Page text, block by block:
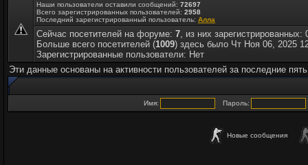
Наши пользователи оставили сообщений: 72697
Всего зарегистрированных пользователей: 2958
Последний зарегистрированный пользователь: Алла
Сейчас посетителей на форуме: 7, из них
Больше всего посетителей (1009) здесь было Чт Ноя 06, 2025
Зарегистрированные пользователи: Нет
Эти данные основаны на активности пользователей за последние
Имя: Пароль:
Новые сообщения